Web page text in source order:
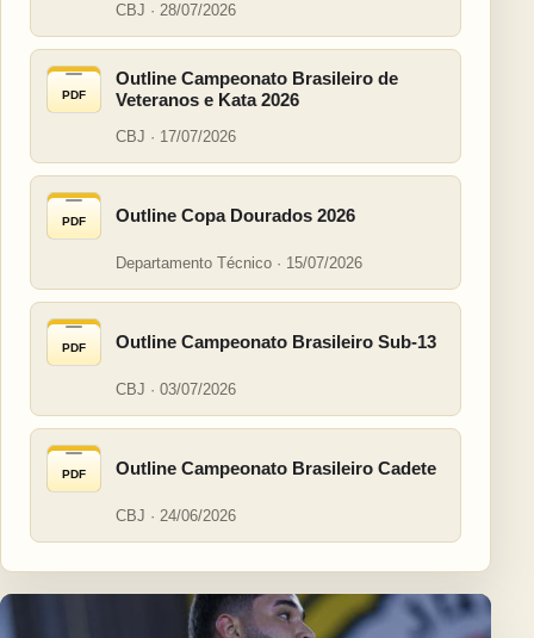
CBJ · 28/07/2026
PDF
Outline Campeonato Brasileiro de
Veteranos e Kata 2026
CBJ · 17/07/2026
PDF Outline Copa Dourados 2026
Departamento Técnico · 15/07/2026
PDF Outline Campeonato Brasileiro Sub-13
CBJ · 03/07/2026
PDF Outline Campeonato Brasileiro Cadete
CBJ · 24/06/2026